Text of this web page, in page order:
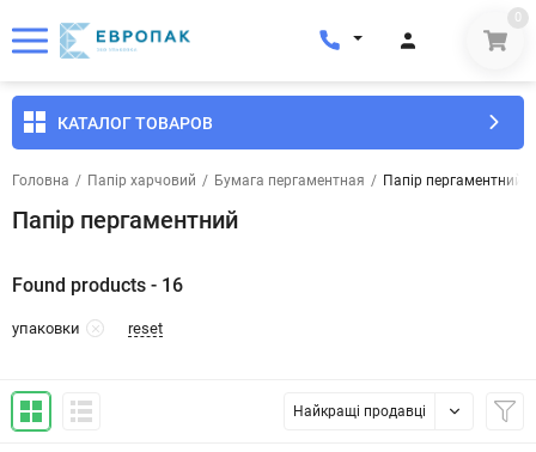
0
КАТАЛОГ ТОВАРОВ
Головна / Папір харчовий / Бумага пергаментная / Папір пергаментний
Папір пергаментний
Found products - 16
упаковки reset
Найкращі продавці